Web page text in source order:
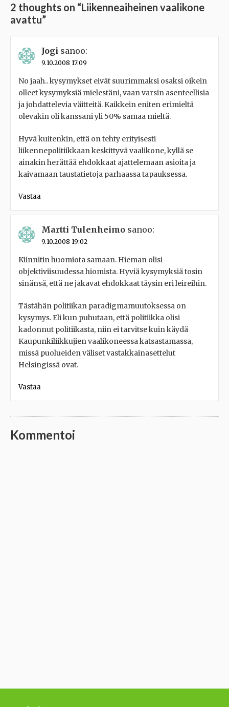
2 thoughts on “Liikenneaiheinen vaalikone
avattu”
Jogi sanoo:
9.10.2008 17:09
No jaah.. kysymykset eivät suurimmaksi osaksi oikein
olleet kysymyksiä mielestäni, vaan varsin asenteellisia
ja johdattelevia väitteitä. Kaikkein eniten erimieltä
olevakin oli kanssani yli 50% samaa mieltä.
Hyvä kuitenkin, että on tehty erityisesti
liikennepolitiikkaan keskittyvä vaalikone, kyllä se
ainakin herättää ehdokkaat ajattelemaan asioita ja
kaivamaan taustatietoja parhaassa tapauksessa.
Vastaa
Martti Tulenheimo sanoo:
9.10.2008 19:02
Kiinnitin huomiota samaan. Hieman olisi
objektiviisuudessa hiomista. Hyviä kysymyksiä tosin
sinänsä, että ne jakavat ehdokkaat täysin eri leireihin.
Tästähän politiikan paradigmamuutoksessa on
kysymys. Eli kun puhutaan, että politiikka olisi
kadonnut politiikasta, niin ei tarvitse kuin käydä
Kaupunkiliikkujien vaalikoneessa katsastamassa,
missä puolueiden väliset vastakkainasettelut
Helsingissä ovat.
Vastaa
Kommentoi